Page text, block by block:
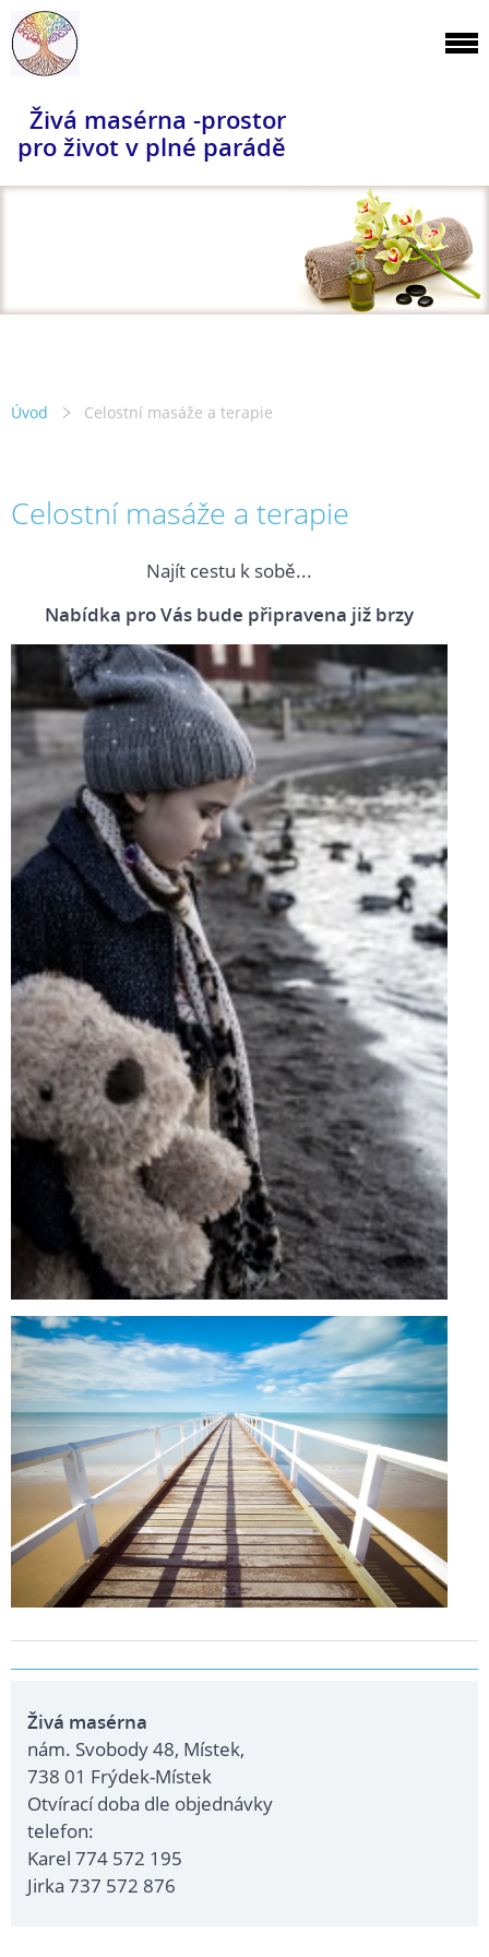
Živá masérna -prostor
pro život v plné parádě
Úvod Celostní masáže a terapie
Celostní masáže a terapie
Najít cestu k sobě...
Nabídka pro Vás bude připravena již brzy
Živá masérna
nám. Svobody 48, Místek,
738 01 Frýdek-Místek
Otvírací doba dle objednávky
telefon:
Karel 774 572 195
Jirka 737 572 876